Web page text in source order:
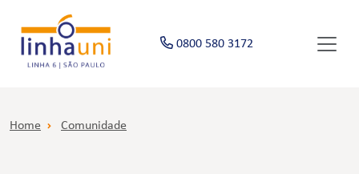
0800 580 3172
Home Comunidade